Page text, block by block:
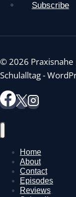
Subscribe
© 2026
Schulalltag -
Home
About
Contact
Episodes
Reviews